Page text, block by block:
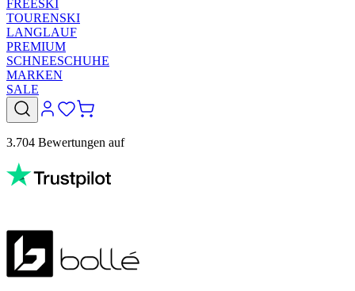
FREESKI
TOURENSKI
LANGLAUF
PREMIUM
SCHNEESCHUHE
MARKEN
SALE
3.704 Bewertungen auf